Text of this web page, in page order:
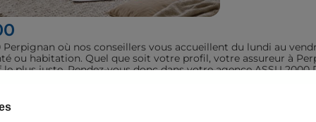
Perpignan où nos conseillers vous accueillent du lundi au
ou habitation. Quel que soit votre profil, votre assureur à
plus juste. Rendez-vous donc dans votre agence ASSU
vos assurances ou mutuelles à Perpignan.